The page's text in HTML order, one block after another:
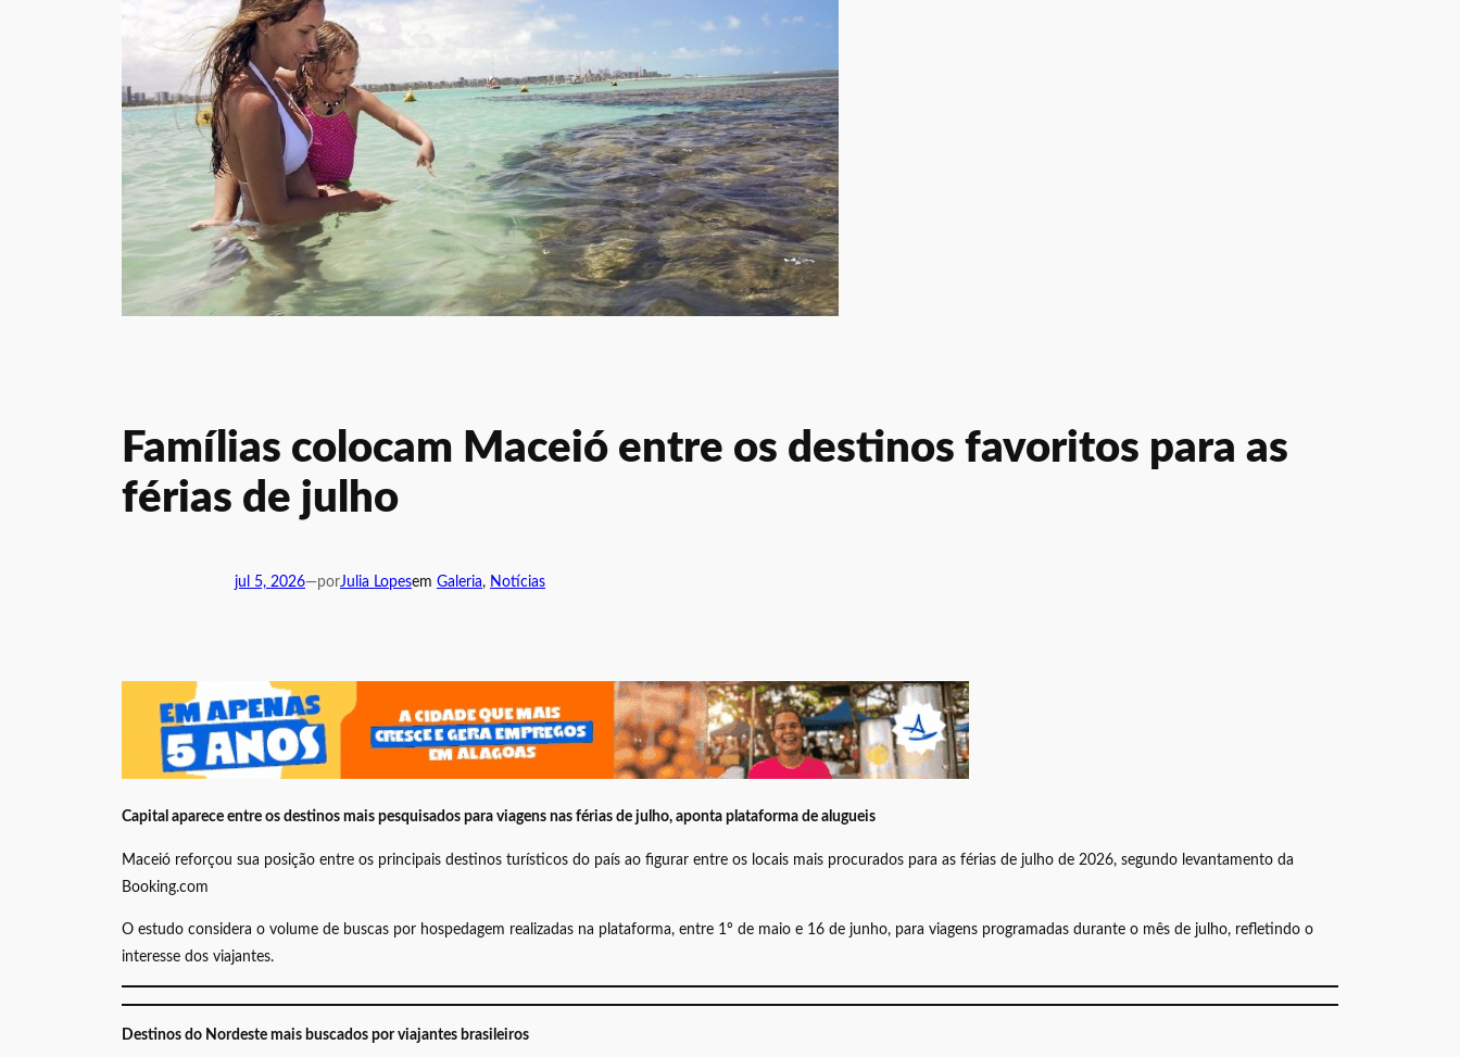
Famílias colocam Maceió entre os destinos favoritos para as
férias de julho
jul 5, 2026—porJulia Lopesem Galeria, Notícias
Capital aparece entre os destinos mais pesquisados para viagens nas férias de julho, aponta plataforma de alugueis
Maceió reforçou sua posição entre os principais destinos turísticos do país ao figurar entre os locais mais procurados para as férias de julho de 2026, segundo levantamento da
Booking.com
O estudo considera o volume de buscas por hospedagem realizadas na plataforma, entre 1º de maio e 16 de junho, para viagens programadas durante o mês de julho, refletindo o
interesse dos viajantes.
Destinos do Nordeste mais buscados por viajantes brasileiros